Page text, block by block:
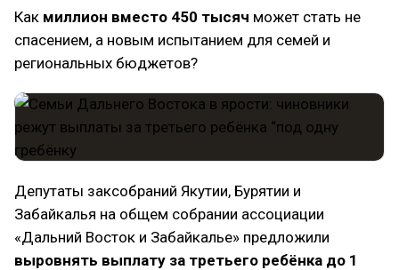
Как миллион вместо 450 тысяч может стать не
спасением, а новым испытанием для семей и
региональных бюджетов?
Депутаты заксобраний Якутии, Бурятии и
Забайкалья на общем собрании ассоциации
«Дальний Восток и Забайкалье» предложили
выровнять выплату за третьего ребёнка до 1